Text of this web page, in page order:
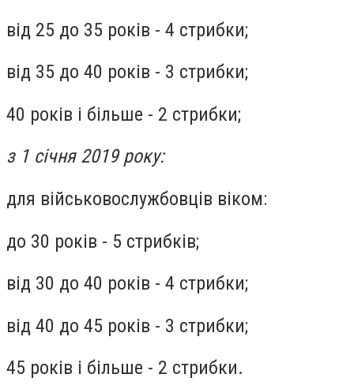
від 25 до 35 років - 4 стрибки;
від 35 до 40 років - 3 стрибки;
40 років і більше - 2 стрибки;
з 1 січня 2019 року:
для військовослужбовців віком:
до 30 років - 5 стрибків;
від 30 до 40 років - 4 стрибки;
від 40 до 45 років - 3 стрибки;
45 років і більше - 2 стрибки.